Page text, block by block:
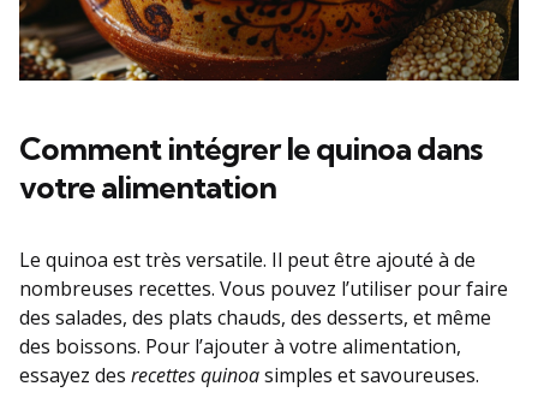
Comment intégrer le quinoa dans
votre alimentation
Le quinoa est très versatile. Il peut être ajouté à de
nombreuses recettes. Vous pouvez l’utiliser pour faire
des salades, des plats chauds, des desserts, et même
des boissons. Pour l’ajouter à votre alimentation,
essayez des recettes quinoasimples et savoureuses.